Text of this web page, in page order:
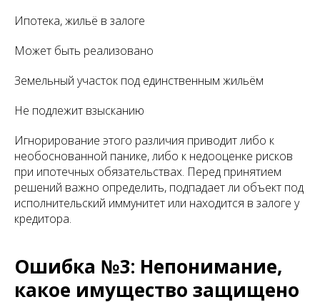
Ипотека, жильё в залоге
Может быть реализовано
Земельный участок под единственным жильём
Не подлежит взысканию
Игнорирование этого различия приводит либо к
необоснованной панике, либо к недооценке рисков
при ипотечных обязательствах. Перед принятием
решений важно определить, подпадает ли объект под
исполнительский иммунитет или находится в залоге у
кредитора.
Ошибка №3: Непонимание,
какое имущество защищено